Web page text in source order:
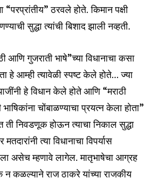
“परप्रांतीय” ठरवले होते. किमान पक्षी
सुद्धा त्यांची बिशाद झाली नव्हती.
आणि गुजराती भाषे”च्या विधानाचा कसा
हे आम्ही त्यावेळी स्पष्ट केले होते… ज्या
हे विधान केले होते आणि “मराठी
चोंबाळण्याचा प्रयत्न केला होता”
ती निवडणूक होऊन त्याचा निकाल सुद्धा
त्या विधानाचा विपर्यास
असेच म्हणावे लागेल. मातृभाषेचा आग्रह
कळल्याने राज ठाकरे यांच्या राजकीय